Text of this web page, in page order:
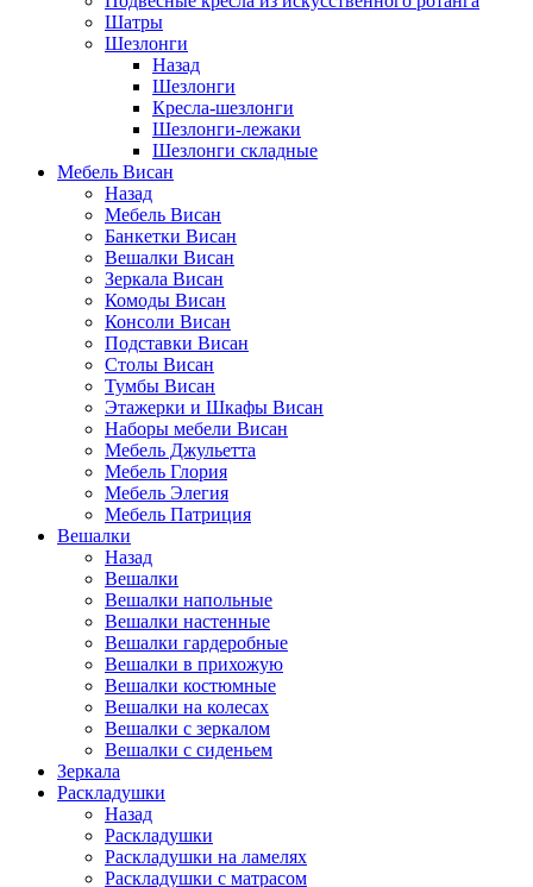
Шатры
Шезлонги
Назад
Шезлонги
Кресла-шезлонги
Шезлонги-лежаки
Шезлонги складные
Мебель Висан
Назад
Мебель Висан
Банкетки Висан
Вешалки Висан
Зеркала Висан
Комоды Висан
Консоли Висан
Подставки Висан
Столы Висан
Тумбы Висан
Этажерки и Шкафы Висан
Наборы мебели Висан
Мебель Джульетта
Мебель Глория
Мебель Элегия
Мебель Патриция
Вешалки
Назад
Вешалки
Вешалки напольные
Вешалки настенные
Вешалки гардеробные
Вешалки в прихожую
Вешалки костюмные
Вешалки на колесах
Вешалки с зеркалом
Вешалки с сиденьем
Зеркала
Раскладушки
Назад
Раскладушки
Раскладушки на ламелях
Раскладушки с матрасом